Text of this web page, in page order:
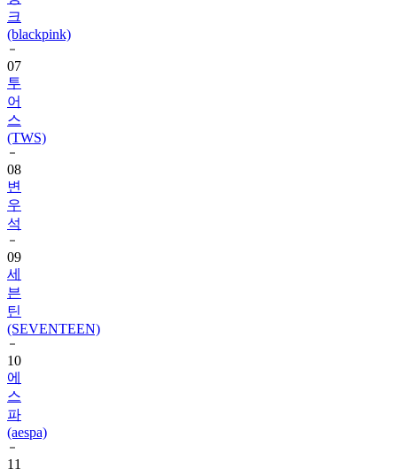
07
투
어
스
(TWS)
08
변
우
석
09
세
븐
틴
(SEVENTEEN)
10
에
스
파
(aespa)
11
코
르